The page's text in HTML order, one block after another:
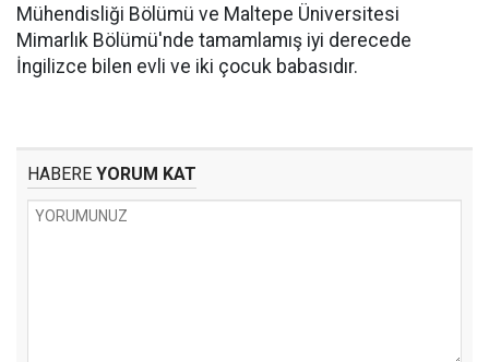
Mühendisliği Bölümü ve Maltepe Üniversitesi
Mimarlık Bölümü'nde tamamlamış iyi derecede
İngilizce bilen evli ve iki çocuk babasıdır.
HABERE YORUM KAT